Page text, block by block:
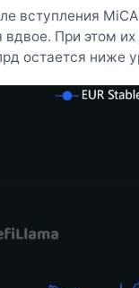
вступления
вдвое. При этом
остается ниже